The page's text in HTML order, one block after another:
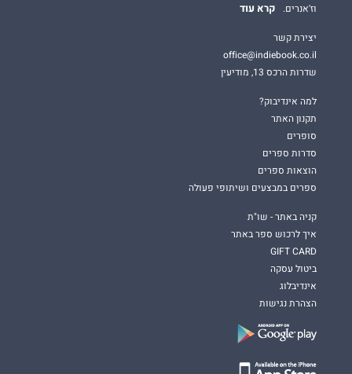
וז'אנרים.
קרא עוד
יצירת קשר
office@indiebook.co.il
שדרות הרכס 13, מודיעין
למה אינדיבוק?
תקנון האתר
סופרים
סדרות ספרים
הוצאות ספרים
ספרים במבצעים ושיתופי פעולה
קניה באתר - שו"ת
איך לרכוש ספר באתר
GIFT CARD
ביטול עסקה
אינדיבלוג
הצהרת נגישות